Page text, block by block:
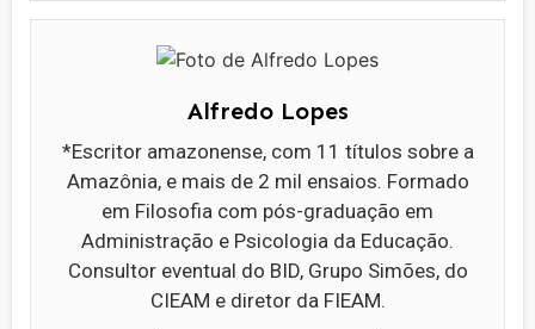
Alfredo Lopes
*Escritor amazonense, com 11 títulos sobre a
Amazônia, e mais de 2 mil ensaios. Formado
em Filosofia com pós-graduação em
Administração e Psicologia da Educação.
Consultor eventual do BID, Grupo Simões, do
CIEAM e diretor da FIEAM.